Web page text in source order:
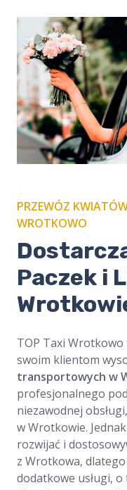
PRZEWÓZ
WROTKOWO
Paczek i
TOP Taxi Wrotkowo
swoim klientom
transportowych w
profesjonalnego
niezawodnej
w Wrotkowie.
rozwijać i
z Wrotkowa,
dodatkowe usługi,